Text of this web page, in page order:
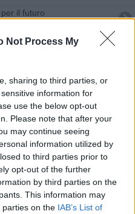
Not Process My
sharing to third parties, or
information for
use the below opt-out
Please note that after your
may continue seeing
information utilized by
to third parties prior to
opt-out of the further
by third parties on the
This information may
parties on the IAB’s List of
il futuro
l’intesa
Università Bocconi
ok nuova
ma l'ottimismo è prematuro"
e di facciata"
un incontro urgente"